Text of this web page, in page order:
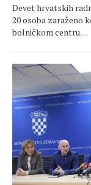
Devet hrvatskih
20 osoba zaraženo
bolničkom centru…